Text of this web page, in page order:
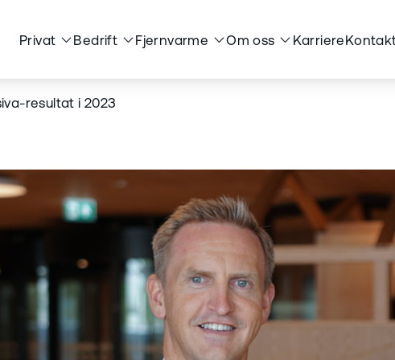
Privat Bedrift Fjernvarme Om oss Karriere
resultat i 2023